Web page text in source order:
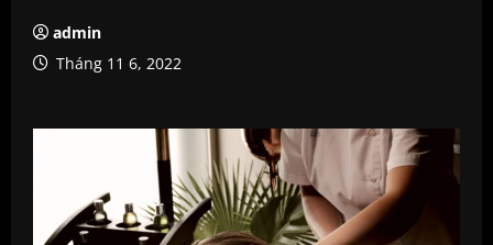
admin
Tháng 11 6, 2022